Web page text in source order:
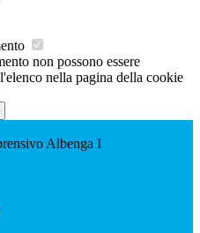
non possono essere
nella pagina della cookie
Albenga I